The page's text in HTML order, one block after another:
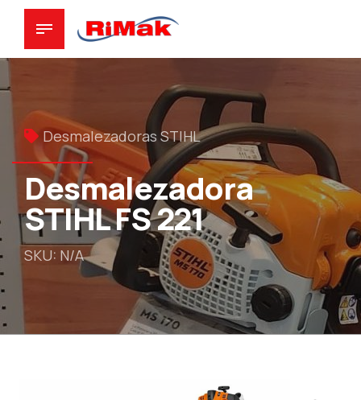
Desmalezadoras STIHL
Desmalezadora
STIHL FS 221
SKU: N/A